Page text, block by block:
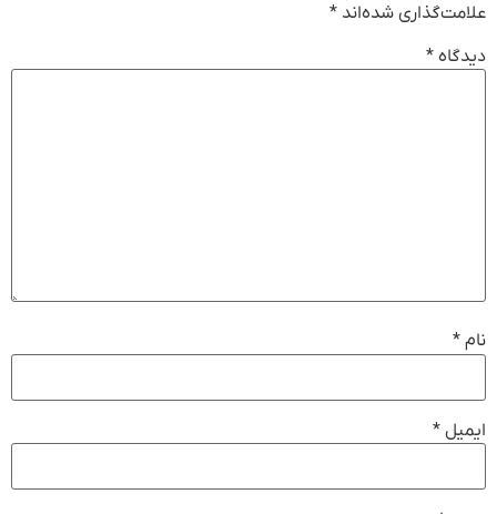
علامت‌گذاری شده‌اند *
دیدگاه *
نام *
ایمیل *